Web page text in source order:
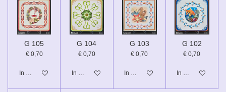
G 105
€ 0,70
In winkelwagen
G 104
€ 0,70
In winkelwagen
G 103
€ 0,70
In winkelwagen
G 102
€ 0,70
In winkelwagen